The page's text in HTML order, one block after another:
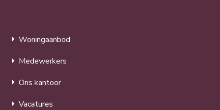
Woningaanbod
Medewerkers
Ons kantoor
Vacatures